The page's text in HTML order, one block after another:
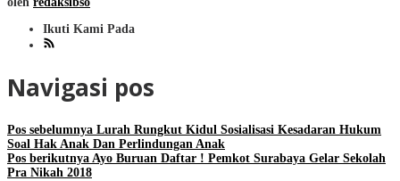
Ikuti Kami Pada
Navigasi pos
Pos sebelumnya Lurah Rungkut Kidul Sosialisasi Kesadaran Hukum
Soal Hak Anak Dan Perlindungan Anak
Pos berikutnya Ayo Buruan Daftar ! Pemkot Surabaya Gelar Sekolah
Pra Nikah 2018